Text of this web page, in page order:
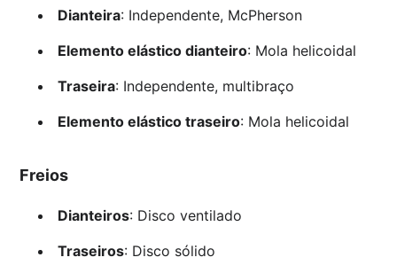
Dianteira: Independente, McPherson
Elemento elástico dianteiro: Mola helicoidal
Traseira: Independente, multibraço
Elemento elástico traseiro: Mola helicoidal
Freios
Dianteiros: Disco ventilado
Traseiros: Disco sólido